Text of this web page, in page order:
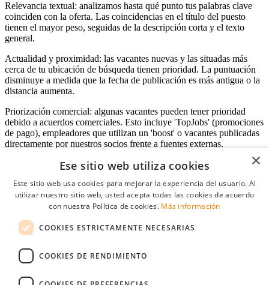
Relevancia textual: analizamos hasta qué punto tus palabras clave
coinciden con la oferta. Las coincidencias en el título del puesto
tienen el mayor peso, seguidas de la descripción corta y el texto
general.
Actualidad y proximidad: las vacantes nuevas y las situadas más
cerca de tu ubicación de búsqueda tienen prioridad. La puntuación
disminuye a medida que la fecha de publicación es más antigua o la
distancia aumenta.
Priorización comercial: algunas vacantes pueden tener prioridad
debido a acuerdos comerciales. Esto incluye 'TopJobs' (promociones
de pago), empleadores que utilizan un 'boost' o vacantes publicadas
directamente por nuestros socios frente a fuentes externas.
Acceso empresas
Contraseña
Recordarme
Conectarse
×
Ese sitio web utiliza cookies
Este sitio web usa cookies para mejorar la experiencia del usuario. Al
utilizar nuestro sitio web, usted acepta todas las cookies de acuerdo
con nuestra Política de cookies. Más información
COOKIES ESTRICTAMENTE NECESARIAS
COOKIES DE RENDIMIENTO